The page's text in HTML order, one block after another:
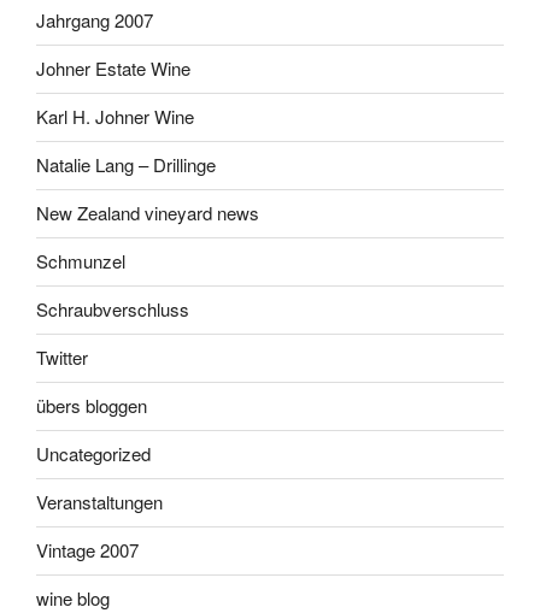
Jahrgang 2007
Johner Estate Wine
Karl H. Johner Wine
Natalie Lang – Drillinge
New Zealand vineyard news
Schmunzel
Schraubverschluss
Twitter
übers bloggen
Uncategorized
Veranstaltungen
Vintage 2007
wine blog